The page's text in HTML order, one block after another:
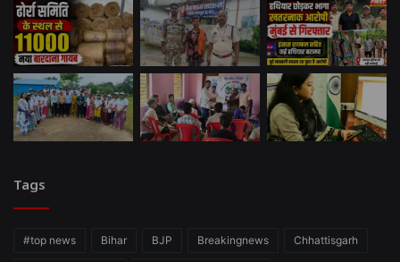
Tags
#top news Bihar BJP Breakingnews Chhattisgarh